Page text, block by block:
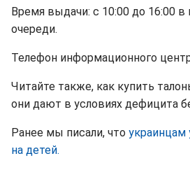
Время выдачи: с 10:00 до 16:00
очереди.
Телефон информационного
Читайте также, как купить
они дают в условиях дефицита
Ранее мы писали, что украинцам
на детей.